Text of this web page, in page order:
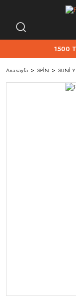
1500
Anasayfa SPİN SUNİ